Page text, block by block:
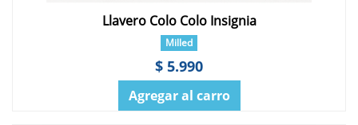
Llavero Colo Colo Insignia
Milled
$ 5.990
Agregar al carro